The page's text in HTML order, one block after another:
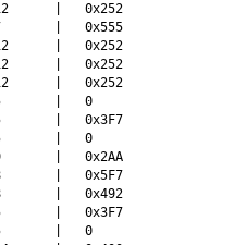
| 0x252
| 0x555
| 0x252
| 0x252
| 0x252
5 | 0
| 0x3F7
| 5 | 0
| 0x2AA
| 0x5F7
| 0x492
| 0x3F7
| 5 | 0